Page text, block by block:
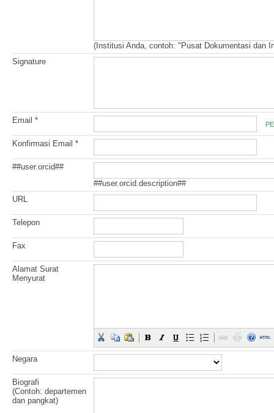
(Institusi Anda, contoh: "Pusat Dokumentasi dan
Signature
Email *
Konfirmasi Email *
##user.orcid##
##user.orcid.description##
URL
Telepon
Fax
Alamat Surat
Menyurat
Negara
Biografi
(Contoh: departemen
dan pangkat)